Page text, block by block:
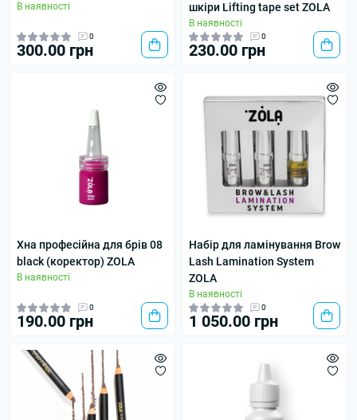
В наявності
0
300.00 грн
шкіри Lifting tape set ZOLA
В наявності
0
230.00 грн
Хна професійна для брів 08
black (коректор) ZOLA
В наявності
0
190.00 грн
Набір для ламінування Brow
Lash Lamination System
ZOLA
В наявності
0
1 050.00 грн